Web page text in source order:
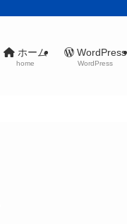
ホーム
home
WordPress
WordPress